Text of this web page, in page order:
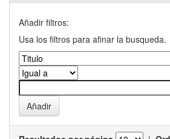
Añadir filtros:
Usa los filtros para afinar la busqueda.